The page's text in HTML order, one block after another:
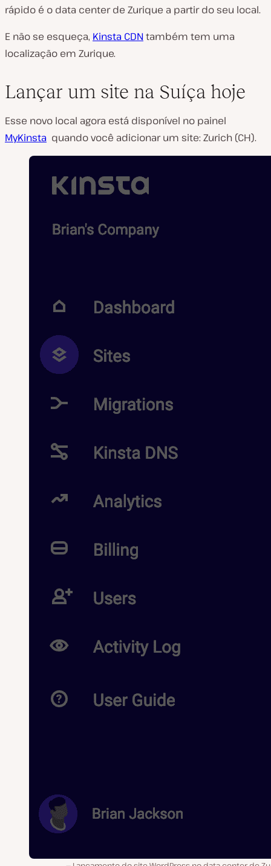
rápido é o data center de Zurique a partir do seu local.
E não se esqueça, Kinsta CDNtambém tem uma
localização em Zurique.
Lançar um site na Suíça hoje
Esse novo local agora está disponível no painel
MyKinsta quando você adicionar um site: Zurich (CH).